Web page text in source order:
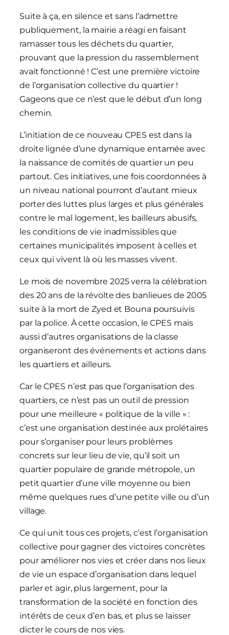
Suite à ça, en silence et sans l’admettre
publiquement, la mairie a réagi en faisant
ramasser tous les déchets du quartier,
prouvant que la pression du rassemblement
avait fonctionné ! C’est une première victoire
de l’organisation collective du quartier !
Gageons que ce n’est que le début d’un long
chemin.
L’initiation de ce nouveau CPES est dans la
droite lignée d’une dynamique entamée avec
la naissance de comités de quartier un peu
partout. Ces initiatives, une fois coordonnées à
un niveau national pourront d’autant mieux
porter des luttes plus larges et plus générales
contre le mal logement, les bailleurs abusifs,
les conditions de vie inadmissibles que
certaines municipalités imposent à celles et
ceux qui vivent là où les masses vivent.
Le mois de novembre 2025 verra la célébration
des 20 ans de la révolte des banlieues de 2005
suite à la mort de Zyed et Bouna poursuivis
par la police. À cette occasion, le CPES mais
aussi d’autres organisations de la classe
organiseront des événements et actions dans
les quartiers et ailleurs.
Car le CPES n’est pas que l’organisation des
quartiers, ce n’est pas un outil de pression
pour une meilleure « politique de la ville » :
c’est une organisation destinée aux prolétaires
pour s’organiser pour leurs problèmes
concrets sur leur lieu de vie, qu’il soit un
quartier populaire de grande métropole, un
petit quartier d’une ville moyenne ou bien
même quelques rues d’une petite ville ou d’un
village.
Ce qui unit tous ces projets, c’est l’organisation
collective pour gagner des victoires concrètes
pour améliorer nos vies et créer dans nos lieux
de vie un espace d’organisation dans lequel
parler et agir, plus largement, pour la
transformation de la société en fonction des
intérêts de ceux d’en bas, et plus se laisser
dicter le cours de nos vies.